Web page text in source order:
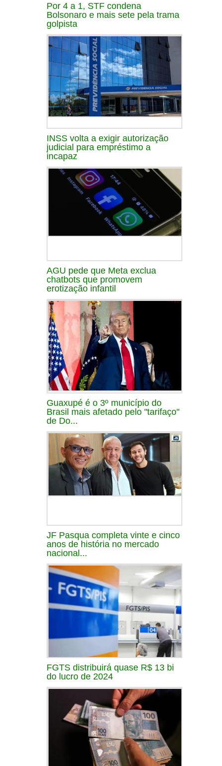
Por 4 a 1, STF condena
Bolsonaro e mais sete pela trama
golpista
INSS volta a exigir autorização
judicial para empréstimo a
incapaz
AGU pede que Meta exclua
chatbots que promovem
erotização infantil
Guaxupé é o 3º município do
Brasil mais afetado pelo "tarifaço"
de Do...
JF Pasqua completa vinte e cinco
anos de história no mercado
nacional...
FGTS distribuirá quase R$ 13 bi
do lucro de 2024